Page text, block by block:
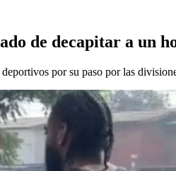
de decapitar a un
por su paso por las